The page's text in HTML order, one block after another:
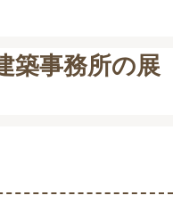
築事務所の展